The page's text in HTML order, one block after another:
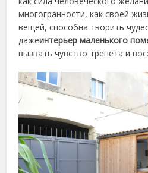
многогранности, как своей
вещей, способна творить
дажеинтерьер маленького
вызвать чувство трепета и